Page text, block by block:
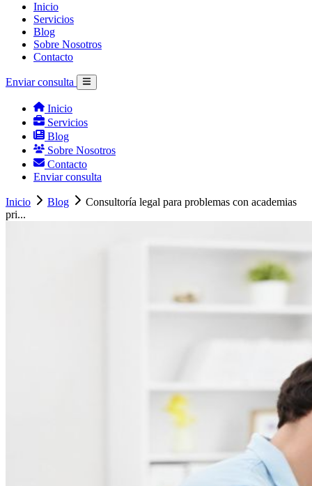
Inicio
Servicios
Blog
Sobre Nosotros
Contacto
Enviar consulta
Inicio
Servicios
Blog
Sobre Nosotros
Contacto
Enviar consulta
Inicio Blog
Consultoría legal para problemas con academias
pri...